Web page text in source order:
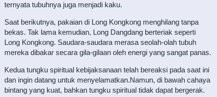
ternyata tubuhnya juga menjadi kaku.
Saat berikutnya, pakaian di Long Kongkong menghilang tanpa
bekas. Tak lama kemudian, Long Dangdang berteriak seperti
Long Kongkong. Saudara-saudara merasa seolah-olah tubuh
mereka dibakar secara gila-gilaan oleh energi yang sangat panas.
Kedua tungku spiritual kebijaksanaan telah bereaksi pada saat ini
dan ingin datang untuk menyelamatkan.Namun, di bawah cahaya
bintang yang kuat, bahkan tungku spiritual tidak dapat bergerak.